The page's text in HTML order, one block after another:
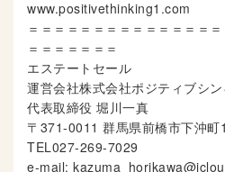
www.positivethinking1.com
＝＝＝＝＝＝＝＝＝＝＝＝＝＝
＝＝＝＝＝＝＝
エステートセール
運営会社株式会社ポジティブシ
代表取締役 堀川一真
〒371-0011 群馬県前橋市下沖町
TEL027-269-7029
e-mail: